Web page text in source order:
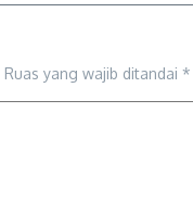
Ruas yang wajib ditandai *